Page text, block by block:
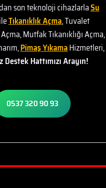
son teknoloji cihazlarlaSu
Tıkanıklık Açma, Tuvalet
Mutfak Tıkanıklığı Açma,
Pimaş YıkamaHizmetleri,
Hattımızı Arayın!
0537 320 90 93